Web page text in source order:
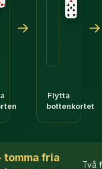
→
Flytta
bottenkortet
→
tomma fria
Två